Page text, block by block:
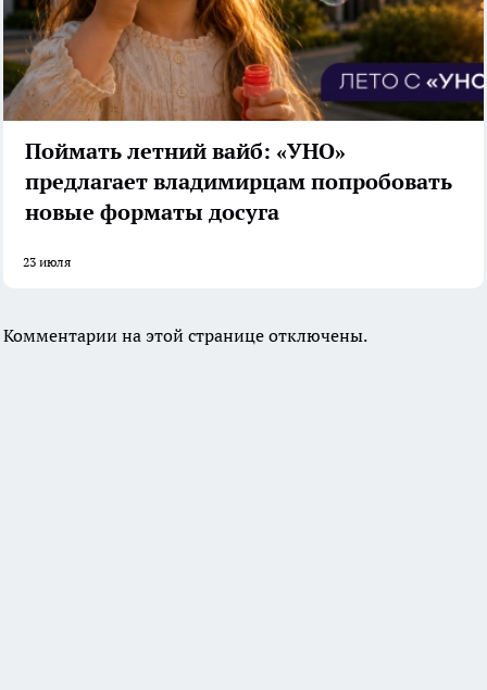
Поймать летний вайб: «УНО»
предлагает владимирцам попробовать
новые форматы досуга
23 июля
Комментарии на этой странице отключены.